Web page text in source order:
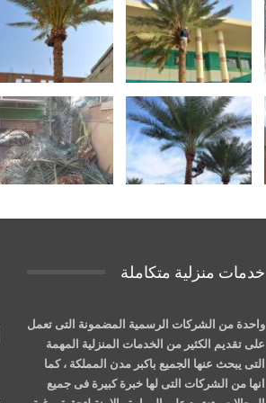
خدمات منزلية متكاملة
واحدة من الشركات الرسمية المضمونة التى تعمل
على تقديم الكثير من الخدمات المنزلية المهمة
التى يبحث عنها الجميع باكبر مدن المملكة ، كما
انها من الشركات التى لها خبرة كبيرة فى جميع